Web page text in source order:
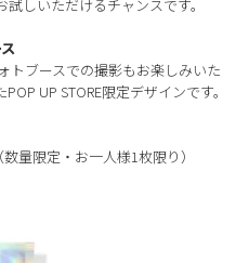
しいただけるチャンスです。
トブースでの撮影もお楽しみいた
UP STORE限定デザインです。
量限定・お一人様1枚限り）